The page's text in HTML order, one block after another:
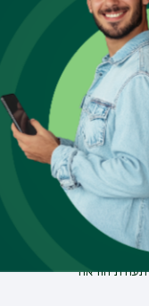
תחומי לימוד
תואר ראשון
תואר שני
תואר שלישי
מכינות
תוכניות העשרה
תעודת הוראה